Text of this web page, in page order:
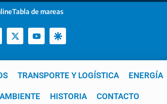
Tabla de mareas
TRANSPORTE Y LOGÍSTICA ENERGÍA
HISTORIA CONTACTO
GNL Mar del Plata Patagonia Quequén